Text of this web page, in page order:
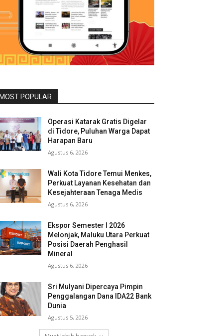
POPULAR
Operasi Katarak Gratis Digelar
di Tidore, Puluhan Warga Dapat
Harapan Baru
Agustus 6, 2026
Wali Kota Tidore Temui Menkes,
Perkuat Layanan Kesehatan dan
Kesejahteraan Tenaga Medis
Agustus 6, 2026
Ekspor Semester I 2026
Melonjak, Maluku Utara Perkuat
Posisi Daerah Penghasil
Mineral
Agustus 6, 2026
Sri Mulyani Dipercaya Pimpin
Penggalangan Dana IDA22 Bank
Dunia
Agustus 5, 2026